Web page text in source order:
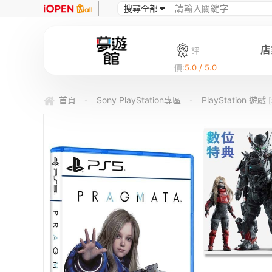
評
價:5.0 / 5.0
首頁 - Sony PlayStation專區 - PlayStation 遊戲